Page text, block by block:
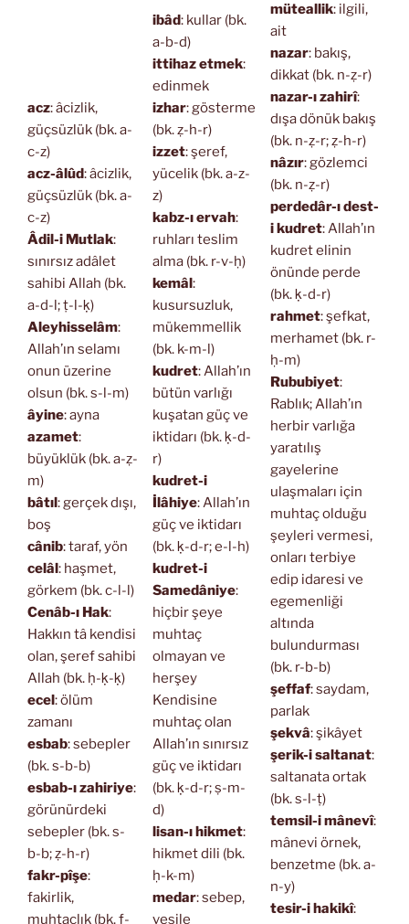
acz: âcizlik,
güçsüzlük (bk. a-
c-z)
acz-âlûd: âcizlik,
güçsüzlük (bk. a-
c-z)
Âdil-i Mutlak:
sınırsız adâlet
sahibi Allah (bk.
a-d-l; ṭ-l-ḳ)
Aleyhisselâm:
Allah’ın selamı
onun üzerine
olsun (bk. s-l-m)
âyine: ayna
azamet:
büyüklük (bk. a-ẓ-
m)
bâtıl: gerçek dışı,
boş
cânib: taraf, yön
celâl: haşmet,
görkem (bk. c-l-l)
Cenâb-ı Hak:
Hakkın tâ kendisi
olan, şeref sahibi
Allah (bk. ḥ-ḳ-ḳ)
ecel: ölüm
zamanı
esbab: sebepler
(bk. s-b-b)
esbab-ı zahiriye:
görünürdeki
sebepler (bk. s-
b-b; ẓ-h-r)
fakr-pîşe:
fakirlik,
muhtaçlık (bk. f-
ibâd: kullar (bk.
a-b-d)
ittihaz etmek:
edinmek
izhar: gösterme
(bk. ẓ-h-r)
izzet: şeref,
yücelik (bk. a-z-
z)
kabz-ı ervah:
ruhları teslim
alma (bk. r-v-ḥ)
kemâl:
kusursuzluk,
mükemmellik
(bk. k-m-l)
kudret: Allah’ın
bütün varlığı
kuşatan güç ve
iktidarı (bk. ḳ-d-
r)
kudret-i
İlâhiye: Allah’ın
güç ve iktidarı
(bk. ḳ-d-r; e-l-h)
kudret-i
Samedâniye:
hiçbir şeye
muhtaç
olmayan ve
herşey
Kendisine
muhtaç olan
Allah’ın sınırsız
güç ve iktidarı
(bk. ḳ-d-r; ṣ-m-
d)
lisan-ı hikmet:
hikmet dili (bk.
ḥ-k-m)
medar: sebep,
vesile
müteallik: ilgili,
ait
nazar: bakış,
dikkat (bk. n-ẓ-r)
nazar-ı zahirî:
dışa dönük bakış
(bk. n-ẓ-r; ẓ-h-r)
nâzır: gözlemci
(bk. n-ẓ-r)
perdedâr-ı dest-
i kudret: Allah’ın
kudret elinin
önünde perde
(bk. ḳ-d-r)
rahmet: şefkat,
merhamet (bk. r-
ḥ-m)
Rububiyet:
Rablık; Allah’ın
herbir varlığa
yaratılış
gayelerine
ulaşmaları için
muhtaç olduğu
şeyleri vermesi,
onları terbiye
edip idaresi ve
egemenliği
altında
bulundurması
(bk. r-b-b)
şeffaf: saydam,
parlak
şekvâ: şikâyet
şerik-i saltanat:
saltanata ortak
(bk. s-l-ṭ)
temsil-i mânevî:
mânevi örnek,
benzetme (bk. a-
n-y)
tesir-i hakikî: